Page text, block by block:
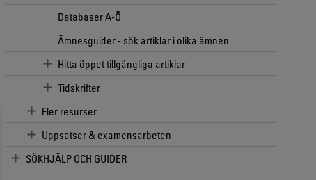
Databaser A-Ö
Ämnesguider - sök artiklar i olika ämnen
Hitta öppet tillgängliga artiklar
Tidskrifter
Fler resurser
Uppsatser & examensarbeten
SÖKHJÄLP OCH GUIDER